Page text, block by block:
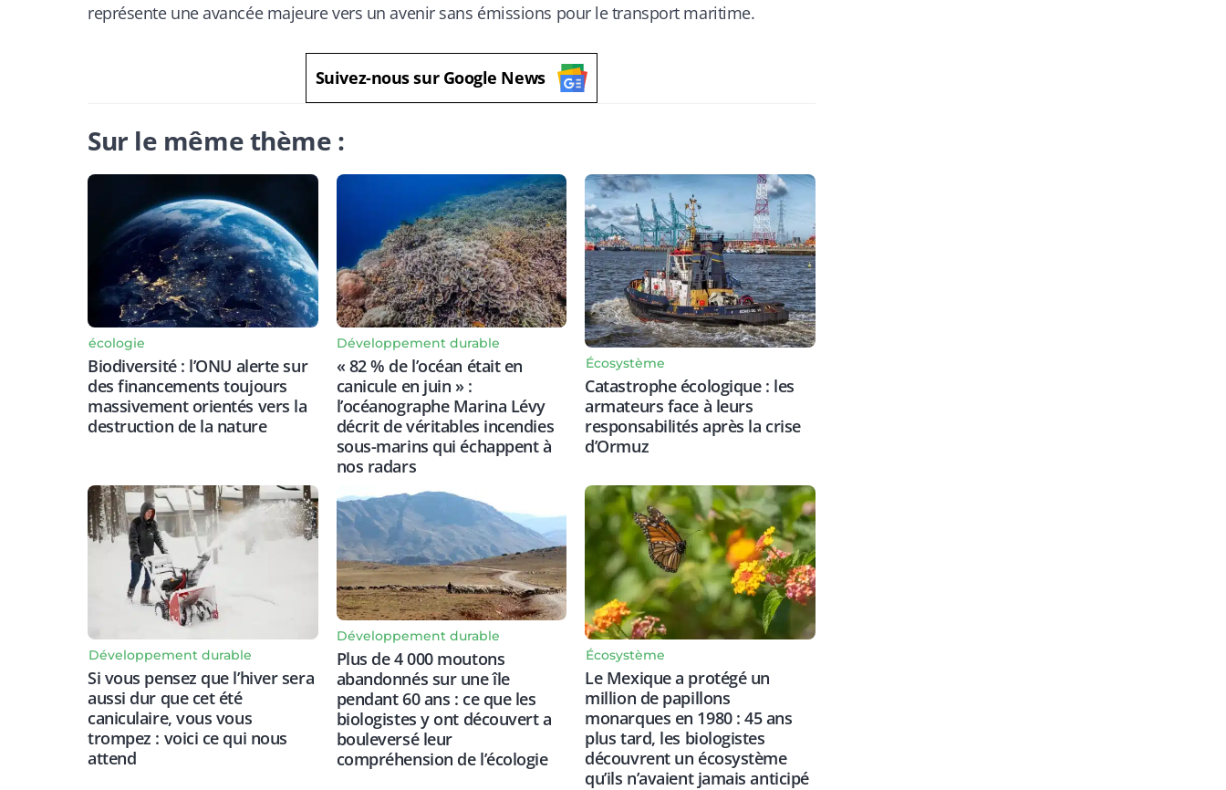
représente une avancée majeure vers un avenir sans émissions pour le transport maritime.
Suivez-nous sur Google News
Sur le même thème :
écologie
Biodiversité : l’ONU alerte sur
des financements toujours
massivement orientés vers la
destruction de la nature
Développement durable
« 82 % de l’océan était en
canicule en juin » :
l’océanographe Marina Lévy
décrit de véritables incendies
sous-marins qui échappent à
nos radars
Écosystème
Catastrophe écologique : les
armateurs face à leurs
responsabilités après la crise
d’Ormuz
Développement durable
Si vous pensez que l’hiver sera
aussi dur que cet été
caniculaire, vous vous
trompez : voici ce qui nous
attend
Développement durable
Plus de 4 000 moutons
abandonnés sur une île
pendant 60 ans : ce que les
biologistes y ont découvert a
bouleversé leur
compréhension de l’écologie
Écosystème
Le Mexique a protégé un
million de papillons
monarques en 1980 : 45 ans
plus tard, les biologistes
découvrent un écosystème
qu’ils n’avaient jamais anticipé